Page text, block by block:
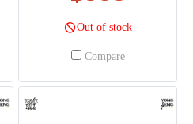
Out of stock
Compare